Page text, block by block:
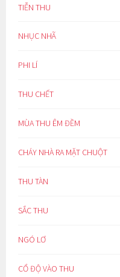
TIỄN THU
NHỤC NHÃ
PHI LÍ
THU CHẾT
MÙA THU ÊM ĐỀM
CHÁY NHÀ RA MẶT CHUỘT
THU TÀN
SẮC THU
NGÓ LƠ
CỔ ĐỘ VÀO THU